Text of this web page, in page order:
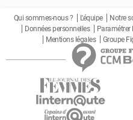
Qui sommes-nous ? L'équipe Notre
Données personnelles
Paramétrer
Mentions légales
Groupe